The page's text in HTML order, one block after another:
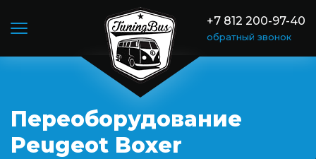
+7 812 200-97-40
обратный звонок
Переоборудование
Peugeot Boxer